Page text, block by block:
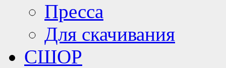
Пресса
Для скачивания
СШОР